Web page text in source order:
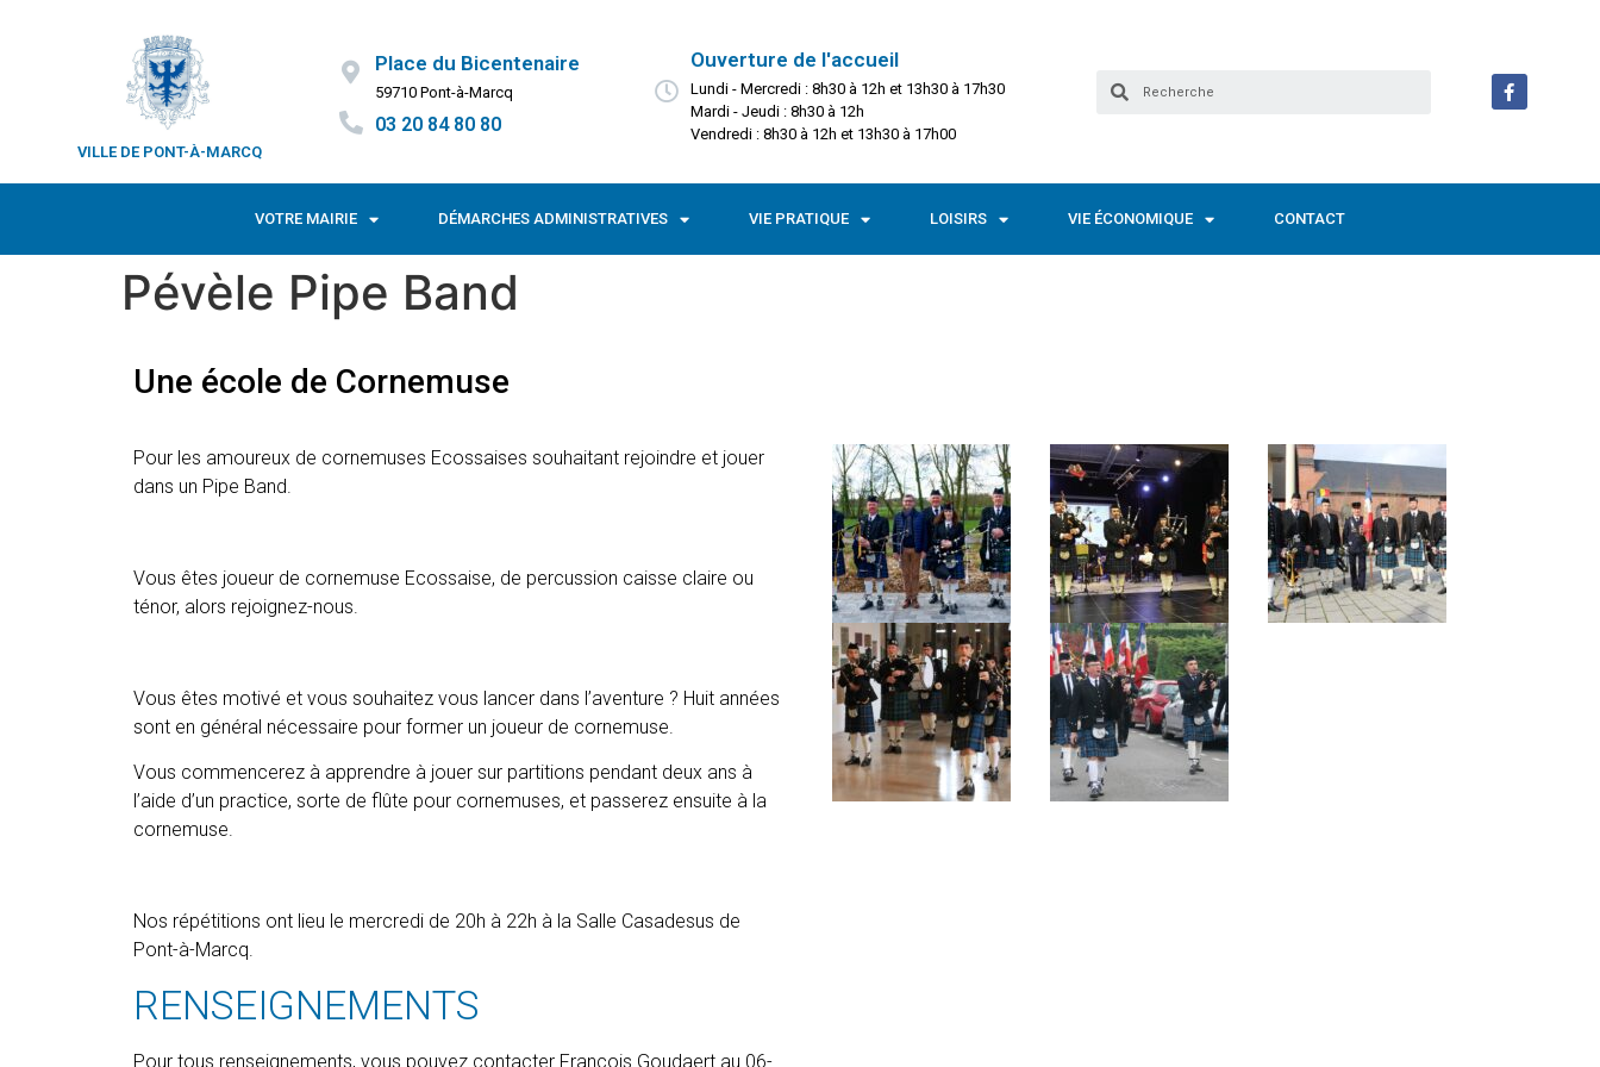
VILLE DE PONT-À-MARCQ
Place du Bicentenaire
59710 Pont-à-Marcq
03 20 84 80 80
Ouverture de l'accueil
Lundi - Mercredi : 8h30 à 12h et 13h30 à 17h30
Mardi - Jeudi : 8h30 à 12h
Vendredi : 8h30 à 12h et 13h30 à 17h00
VOTRE MAIRIE DÉMARCHES ADMINISTRATIVES VIE PRATIQUE LOISIRS VIE ÉCONOMIQUE CONTACT
Pévèle Pipe Band
Une école de Cornemuse
Pour les amoureux de cornemuses Ecossaises souhaitant rejoindre et jouer
dans un Pipe Band.
Vous êtes joueur de cornemuse Ecossaise, de percussion caisse claire ou
ténor, alors rejoignez-nous.
Vous êtes motivé et vous souhaitez vous lancer dans l’aventure ? Huit années
sont en général nécessaire pour former un joueur de cornemuse.
Vous commencerez à apprendre à jouer sur partitions pendant deux ans à
l’aide d’un practice, sorte de flûte pour cornemuses, et passerez ensuite à la
cornemuse.
Nos répétitions ont lieu le mercredi de 20h à 22h à la Salle Casadesus de
Pont-à-Marcq.
RENSEIGNEMENTS
Pour tous renseignements, vous pouvez contacter François Goudaert au 06-